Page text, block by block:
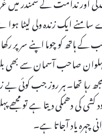
سامنے ایک زندہ ولی لیٹا
ہاتھ کو چوما اپنے سر پر
صاحب آسمان سے بھی
رہا تھا۔ ہر روز جب کوئی
کشی کی دھمکی دیتا ہے تو
چہرہ یاد آجا تا ہے۔